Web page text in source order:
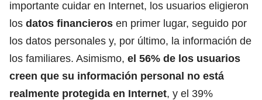
importante cuidar en Internet, los usuarios eligieron
los datos financieros en primer lugar, seguido por
los datos personales y, por último, la información de
los familiares. Asimismo, el 56% de los usuarios
creen que su información personal no está
realmente protegida en Internet, y el 39%